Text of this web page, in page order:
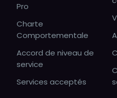
Pro
Charte
Comportementale
Accord de niveau de
service
Services acceptés